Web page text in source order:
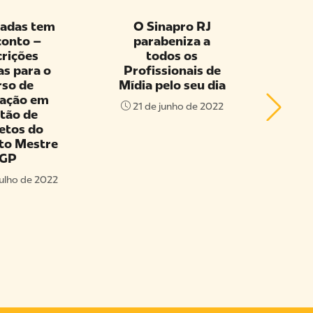
o
O Sinapro RJ
parabeniza a
todos os
Profissionais de
Mídia pelo seu dia
21 de junho de 2022
são a
criativa